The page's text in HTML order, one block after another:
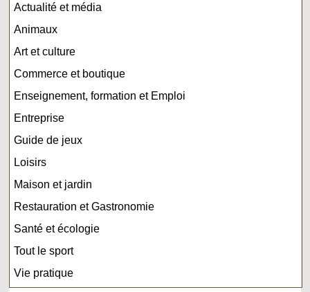
Actualité et média
Animaux
Art et culture
Commerce et boutique
Enseignement, formation et Emploi
Entreprise
Guide de jeux
Loisirs
Maison et jardin
Restauration et Gastronomie
Santé et écologie
Tout le sport
Vie pratique